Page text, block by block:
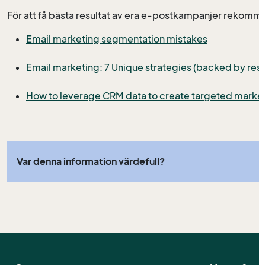
För att få bästa resultat av era e-postkampanjer
Email marketing segmentation mistakes
Email marketing: 7 Unique strategies (backed by
How to leverage CRM data to create targeted
Var denna information värdefull?